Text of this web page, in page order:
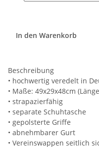
In den Warenkorb
Beschreibung
• hochwertig veredelt in
• Maße: 49x29x48cm
• strapazierfähig
• separate Schuhtasche
• gepolsterte Griffe
• abnehmbarer Gurt
• Vereinswappen seitlich